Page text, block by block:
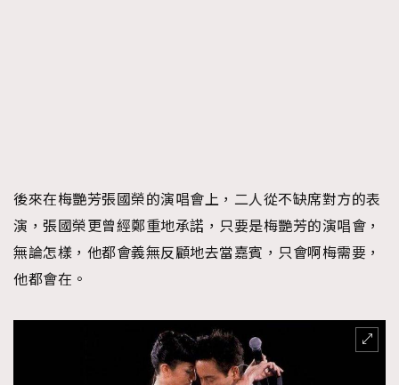
後來在梅艷芳張國榮的演唱會上，二人從不缺席對方的表
演，張國榮更曾經鄭重地承諾，只要是梅艷芳的演唱會，
無論怎樣，他都會義無反顧地去當嘉賓，只會啊梅需要，
他都會在。